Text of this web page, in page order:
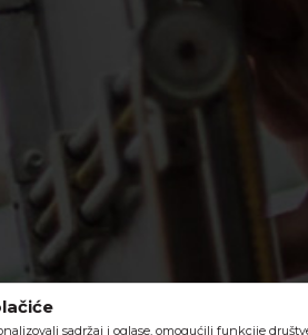
sadržaj i oglase, omogućili funkcije